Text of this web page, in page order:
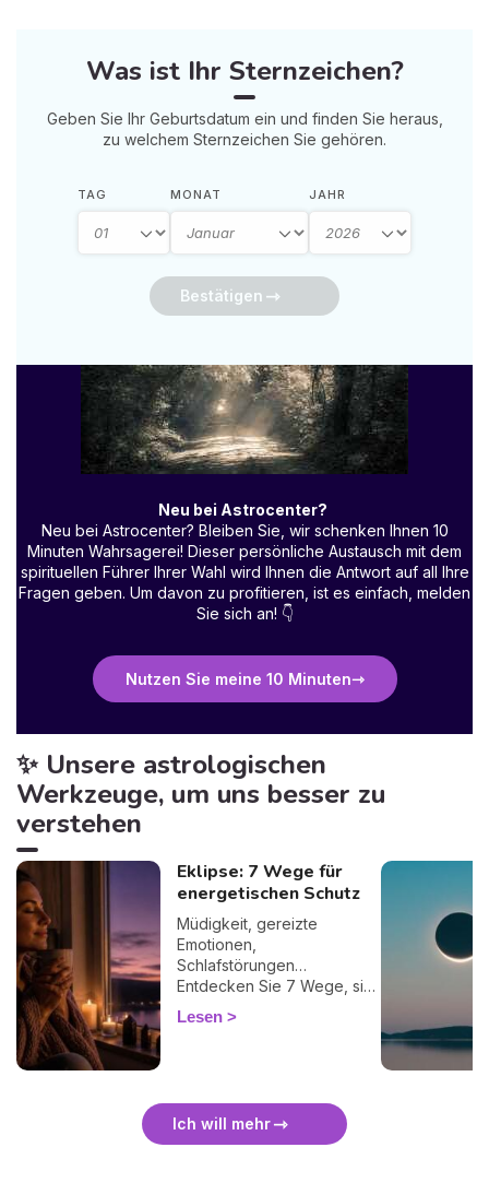
Was ist Ihr Sternzeichen?
Geben Sie Ihr Geburtsdatum ein und finden Sie heraus,
zu welchem Sternzeichen Sie gehören.
TAG MONAT JAHR
Bestätigen
Neu bei Astrocenter?
Neu bei Astrocenter? Bleiben Sie, wir schenken Ihnen 10
Minuten Wahrsagerei! Dieser persönliche Austausch mit dem
spirituellen Führer Ihrer Wahl wird Ihnen die Antwort auf all Ihre
Fragen geben. Um davon zu profitieren, ist es einfach, melden
Sie sich an! 👇
Nutzen Sie meine 10 Minuten
✨ Unsere astrologischen
Werkzeuge, um uns besser zu
verstehen
Eklipse: 7 Wege für
energetischen Schutz
Müdigkeit, gereizte
Emotionen,
Schlafstörungen…
Entdecken Sie 7 Wege, sich
bei einer Finsternis
energetisch zu schützen
Lesen
Ich will mehr